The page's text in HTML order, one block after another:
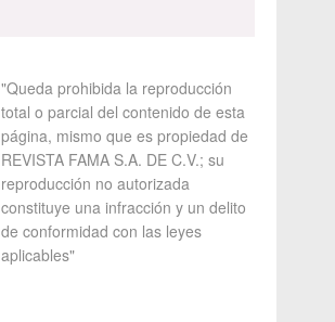
"Queda prohibida la reproducción
total o parcial del contenido de esta
página, mismo que es propiedad de
REVISTA FAMA S.A. DE C.V.; su
reproducción no autorizada
constituye una infracción y un delito
de conformidad con las leyes
aplicables"